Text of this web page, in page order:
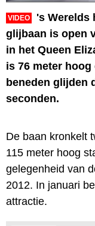
VIDEO
's Werelds
glijbaan is open
in het Queen
is 76 meter hoog
beneden glijden
seconden.
De baan kronkelt
115 meter hoog
gelegenheid van
2012. In januari
attractie.